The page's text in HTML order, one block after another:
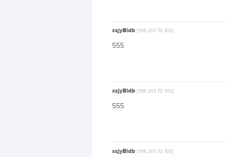
xsjyBldb [198.251.72.103]
555
xsjyBldb [198.251.72.103]
555
xsjyBldb [198.251.72.103]